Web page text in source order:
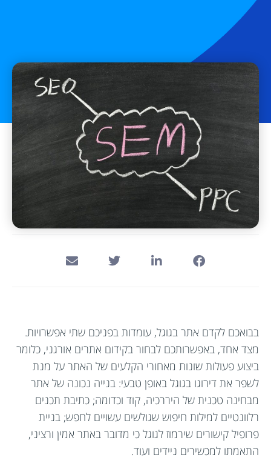
בבואכם לקדם אתר בגוגל, עומדות בפניכם שתי אפשרויות.
מצד אחד, באפשרותכם לבחור בקידום אתרים אורגני, כלומר
ביצוע פעולות שונות מאחורי הקלעים של האתר על מנת
לשפר את דירוגו בגוגל באופן טבעי: בנייה נכונה של אתר
מבחינה טכנית של היררכיה, קוד וכדומה; כתיבת תכנים
רלוונטיים למילות חיפוש שגולשים עשויים לחפש; בניית
פרופיל קישורים שירמוז לגוגל כי מדובר באתר אמין ורציני,
התאמתו למכשירים ניידים ועוד.